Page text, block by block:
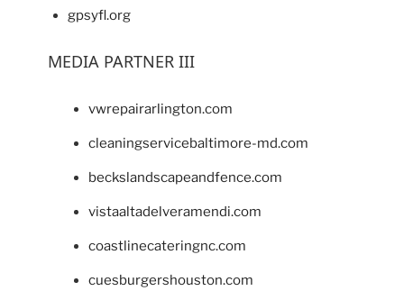
gpsyfl.org
MEDIA PARTNER III
vwrepairarlington.com
cleaningservicebaltimore-md.com
beckslandscapeandfence.com
vistaaltadelveramendi.com
coastlinecateringnc.com
cuesburgershouston.com